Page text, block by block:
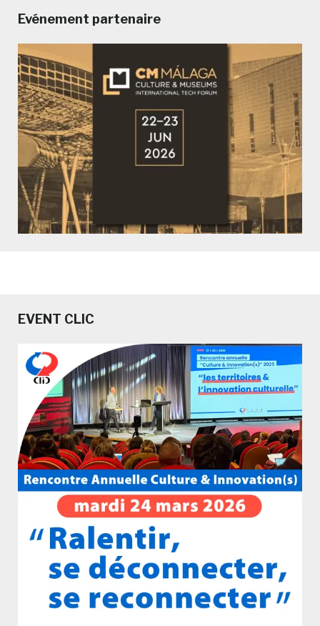
Evénement partenaire
EVENT CLIC